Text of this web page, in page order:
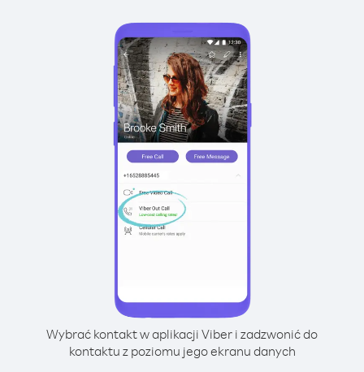
Wybrać kontakt w aplikacji Viber i zadzwonić do
kontaktu z poziomu jego ekranu danych